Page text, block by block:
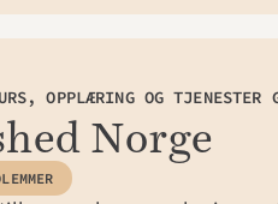
OPPLÆRING OG TJENESTER
Norge